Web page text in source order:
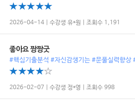
2026-04-14 | 수강생 유*원 | 조회수 1,191
좋아요 짱짱굿
#핵심기출분석 #자신감생기는 #문풀실력향상
2026-02-07 | 수강생 정*영 | 조회수 998